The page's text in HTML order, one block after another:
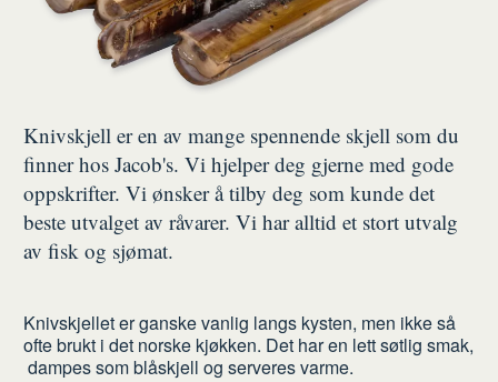
Knivskjell er en av mange spennende skjell som du
finner hos Jacob's. Vi hjelper deg gjerne med gode
oppskrifter. Vi ønsker å tilby deg som kunde det
beste utvalget av råvarer. Vi har alltid et stort utvalg
av fisk og sjømat.
Knivskjellet er ganske vanlig langs kysten, men ikke så
ofte brukt i det norske kjøkken. Det har en lett søtlig smak,
dampes som blåskjell og serveres varme.